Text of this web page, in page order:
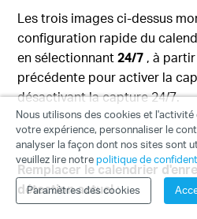
Les trois images ci-dessus
configuration rapide du
en sélectionnant24/7 , à
précédente pour activer la
désactivant la capture 24/7.
Remplacer le calendrier
détection actuel:
Nous utilisons des cookies et
votre expérience, personnaliser le
analyser la façon dont nos sites sont
veuillez lire notrepolitique de
Paramètres des cookies